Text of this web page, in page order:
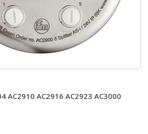
AC2910 AC2916 AC2923 AC3000